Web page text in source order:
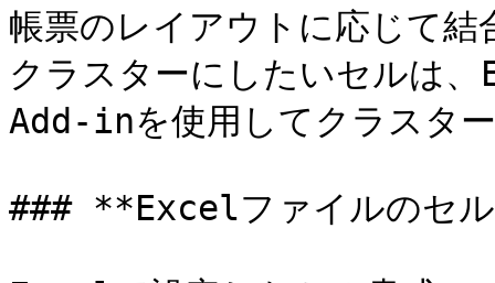
帳票のレイアウトに応じて
クラスターにしたいセルは
Add-inを使用してクラスタ
### **Excelファイルのセ